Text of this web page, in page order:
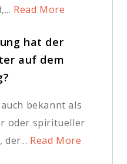
Read More
hat der
auf dem
bekannt als
oder spiritueller
der... Read More